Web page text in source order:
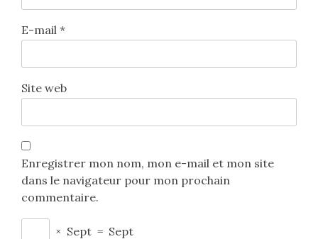
E-mail *
Site web
Enregistrer mon nom, mon e-mail et mon site
dans le navigateur pour mon prochain
commentaire.
× Sept = Sept